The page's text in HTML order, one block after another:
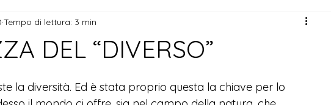
DEL “DIVERSO”
Tempo di lettura: 3 min
la diversità. Ed è stata proprio questa la chiave per lo